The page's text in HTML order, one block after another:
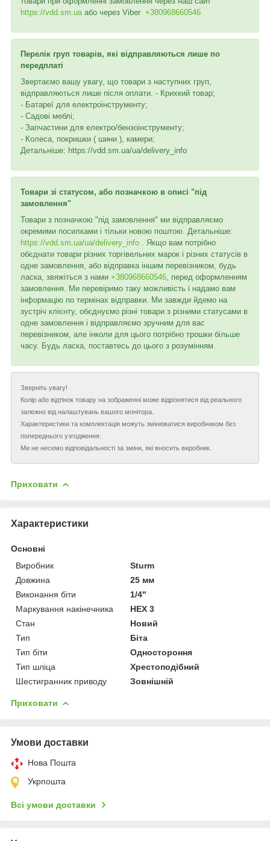
https://vdd.sm.ua або через Viber +380968660546
Перелік груп товарів, які відправляються лише по
передплаті
Звертаємо вашу увагу, що товари з наступних груп,
відправляються лише після оплати. - Крихкий товар;
- Батареї для електроінструменту;
- Садові меблі;
- Запчастини для електро/бензоінструменту;
- Колеса, покришки ( шини ), камери;
Детальніше: https://vdd.sm.ua/ua/delivery_info
Товари зі статусом, або позначкою в описі "під
замовлення"
Товари з позначкою "під замовлення" ми відправляємо
окремими посилками і тільки новою поштою. Детальніше:
https://vdd.sm.ua/ua/delivery_info . Якщо вам потрібно
обєднати товари різних торгівельних марок і різних статусів в
одне замовлення, або відправка іншим перевізником, будь
ласка, звяжіться з нами +380968660546 , перед оформленням
замовлення. Ми перевіримо таку можливість і надамо вам
інформацію по термінах відправки. Ми завжди йдемо на
зустріч клієнту, обєднуємо різні товари з різними статусами в
одне замовлення і відправляємо зручним для вас
перевізником, але інколи для цього потрібно трошки більше
часу. Будь ласка, поставтесь до цього з розумінням.
Зверніть увагу!
Колір або відтінок товару на зображенні може відрізнятися від реального
залежно від налаштувань вашого монітора.
Характеристики та комплектація можуть змінюватися виробником без
попереднього узгодження.
Ми не несемо відповідальності за зміни, які вносить виробник.
Приховати
Характеристики
Основні
Виробник
Sturm
Довжина
25 мм
Виконання біти
1/4"
Маркування накінечника
HEX 3
Стан
Новий
Тип
Біта
Тип біти
Одностороння
Тип шліца
Хрестоподібний
Шестигранник приводу
Зовнішній
Приховати
Умови доставки
Нова Пошта
Укрпошта
Всі умови доставки